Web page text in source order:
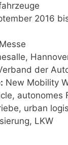
2016
der
New Mobility
autonomes
urban
LKW